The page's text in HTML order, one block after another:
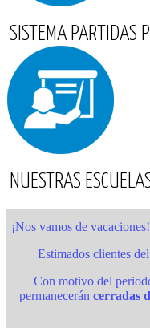
SISTEMA PARTIDAS
NUESTRAS
¡Nos vamos de
Estimados clientes del
Con motivo del
permanecerán cerradas